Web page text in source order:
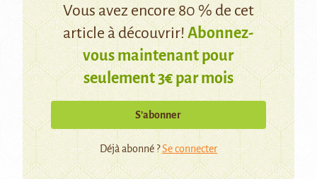
Vous avez encore 80 % de cet
article à découvrir!Abonnez-
vous maintenant pour
seulement 3€ par mois
S’abonner
Déjà abonné ?Se connecter